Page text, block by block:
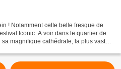
! Notamment cette belle fresque de
Iconic. A voir dans le quartier de
magnifique cathédrale, la plus vaste